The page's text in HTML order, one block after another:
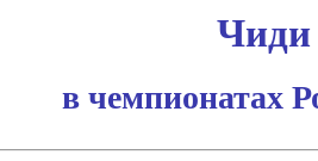
в чемпионатах